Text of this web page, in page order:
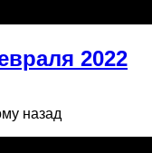
2022
назад